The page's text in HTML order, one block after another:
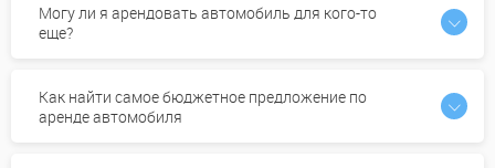
Могу ли я арендовать автомобиль для кого-то
еще?
Как найти самое бюджетное предложение по
аренде автомобиля